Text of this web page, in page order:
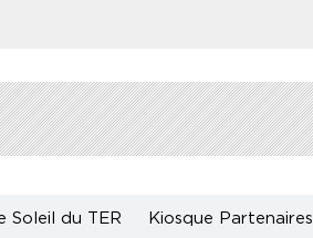
Soleil du TER Kiosque Partenaires